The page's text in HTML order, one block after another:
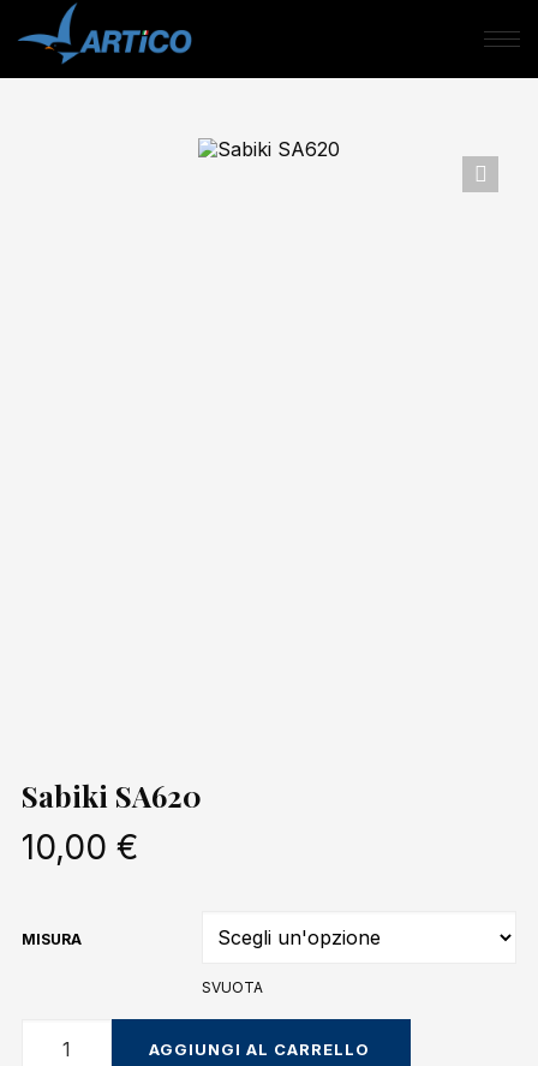
Sabiki SA620
10,00 €
MISURA
SVUOTA
SA620
AGGIUNGI AL CARRELLO